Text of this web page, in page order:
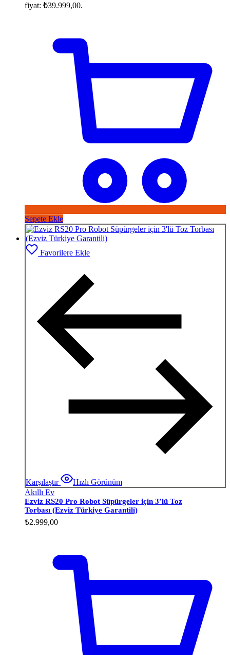
fiyat: ₺39.999,00.
Sepete Ekle
Favorilere Ekle
Karşılaştır
Hızlı Görünüm
Akıllı Ev
Ezviz RS20 Pro Robot Süpürgeler için 3’lü Toz
Torbası (Ezviz Türkiye Garantili)
₺2.999,00